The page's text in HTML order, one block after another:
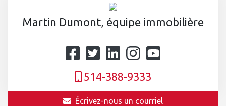
Martin Dumont, équipe immobilière
514-388-9333
Écrivez-nous un courriel